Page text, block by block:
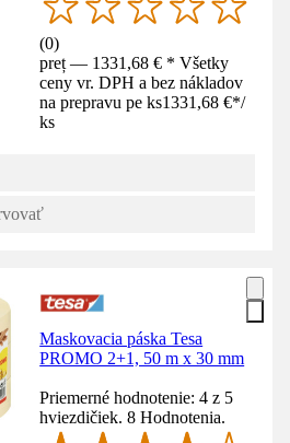
(0)
preț — 1331,68 € * Všetky
ceny vr. DPH a bez nákladov
na prepravu pe ks1331,68 €*/
ks
Maskovacia páska Tesa
PROMO 2+1, 50 m x 30 mm
Priemerné hodnotenie: 4 z 5
hviezdičiek. 8 Hodnotenia.